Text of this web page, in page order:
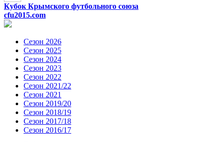
Кубок Крымского футбольного союза
cfu2015.com
Сезон 2026
Сезон 2025
Сезон 2024
Сезон 2023
Сезон 2022
Сезон 2021/22
Сезон 2021
Сезон 2019/20
Сезон 2018/19
Сезон 2017/18
Сезон 2016/17